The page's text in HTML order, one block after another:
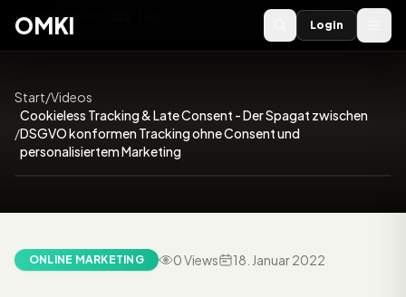
OMKI 2027
OMKI Login
Start/Videos
/
Cookieless Tracking & Late Consent - Der Spagat zwischen
DSGVO konformen Tracking ohne Consent und
personalisiertem Marketing
ONLINE MARKETING 0 Views 18. Januar 2022